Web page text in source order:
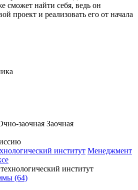
сможет найти себя, ведь он
проект и реализовать его от начала
заочная Заочная
институт Менеджмент
(64)